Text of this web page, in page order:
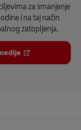
za smanjenje
i na taj način
zatopljenja.